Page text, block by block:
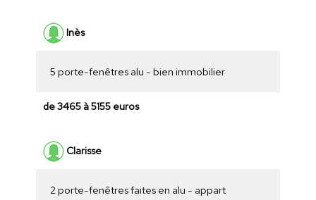
Inès
5 porte-fenêtres alu - bien immobilier
de 3465 à 5155 euros
Clarisse
2 porte-fenêtres faites en alu - appart